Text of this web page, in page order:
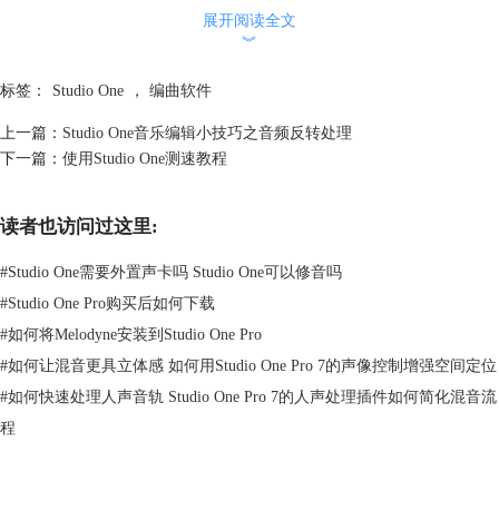
图2：MIDI键盘控制器界面
Studio One是创作者整个项目流程中的忠实伴侣，从“开始”页面便提供了
关于录制、整理、编辑和混音的完备工具。全新的鼓组与旋律MIDI图
案，让钢琴卷帘窗变为鼓组的专属编辑器，使创作者更容易分辨编辑鼓组
了。
展开阅读全文
︾
标签： Studio One ， 编曲软件
上一篇： Studio One音乐编辑小技巧之音频反转处理
下一篇： 使用Studio One测速教程
读者也访问过这里:
#Studio One需要外置声卡吗 Studio One可以修音吗
#Studio One Pro购买后如何下载
#如何将Melodyne安装到Studio One Pro
#如何让混音更具立体感 如何用Studio One Pro 7的声像控制增强空间定位
#如何快速处理人声音轨 Studio One Pro 7的人声处理插件如何简化混音流
程